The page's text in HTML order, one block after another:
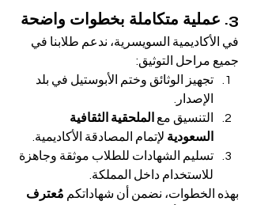
3. عملية متكاملة بخطوات واضحة
في الأكاديمية السويسرية، ندعم طلابنا في
جميع مراحل التوثيق:
تجهيز الوثائق وختم الأبوستيل في بلد
الإصدار.
التنسيق مع الملحقية الثقافية
السعودية لإتمام المصادقة الأكاديمية.
تسليم الشهادات للطلاب موثقة وجاهزة
للاستخدام داخل المملكة.
بهذه الخطوات، نضمن أن شهاداتكم مُعترف